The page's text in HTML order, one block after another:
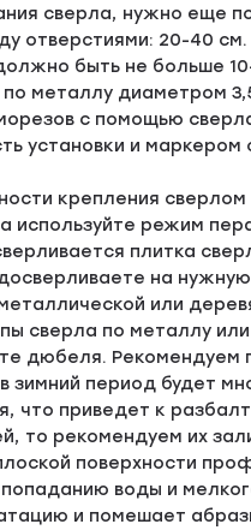
сверла, нужно еще
отверстиями: 20-40 см.
быть не больше
металлу диаметром
с помощью
установки и маркером
крепления
используйте режим
плитка
на нужную
или
сверла по металлу
дюбеля. Рекомендуем
зимний период будет
что приведет к
то рекомендуем их
поверхности
попаданию воды и
и помешает